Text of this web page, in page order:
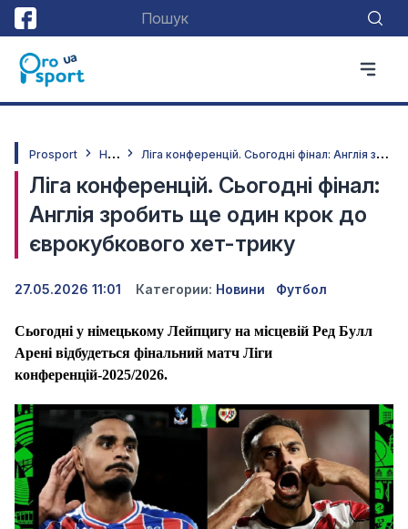
Prosport Н
овини Л
іга конференцій. Сьогодні фінал: Англія зробить ще один крок до єврокубкового хет-трику
Ліга конференцій. Сьогодні фінал:
Англія зробить ще один крок до
єврокубкового хет-трику
27.05.2026 11:01 Категории: Новини Футбол
Сьогодні у німецькому Лейпцигу на місцевій Ред Булл
Арені відбудеться фінальний матч Ліги
конференцій-2025/2026.